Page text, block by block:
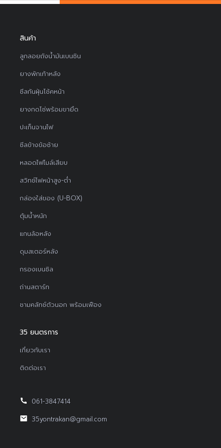
สินค้า
ลูกลอยถังน้ำมันเบนซิน
ยางพักเท้าหลัง
ซีลกันฝุ่นโช้คหน้า
ยางกดโซ่พร้อมขายึด
ปะเก็นจานไฟ
ซีลข้างข้อซ้าย
หลอดไฟไมล์เสียบ
สวิทช์ไฟหน้าสูง-ต่ำ
กล่องใส่ของ (U-BOX)
ตุ้มน้ำหนัก
แกนล้อหลัง
ดุมสเตอร์หลัง
กรองเบนซิล
ถ่านสตาร์ท
ชามคลัทช์ตัวนอก พร้อมเฟือง
35 ยนตรการ
เกี่ยวกับเรา
ติดต่อเรา
061-3847414
35yontrakan@gmail.com